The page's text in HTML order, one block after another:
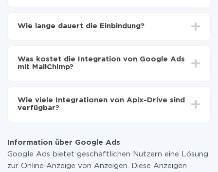
MailChimp zu übertragen
Ads auf MailChimp übertragen
Wie lange dauert die Einbindung?
Im Durchschnitt dauert es 10-15 Minuten.
Was kostet die Integration von Google Ads
mit MailChimp?
zahlen nur für die Datenmenge, die über unseren
Service von einem System auf ein anderes übertragen
Weitere Informationen zu Tarifen
Wie viele Integrationen von Apix-Drive sind
verfügbar?
Information über Google Ads
Google Ads bietet geschäftlichen Nutzern eine Lösung
zur Online-Anzeige von Anzeigen. Diese Anzeigen